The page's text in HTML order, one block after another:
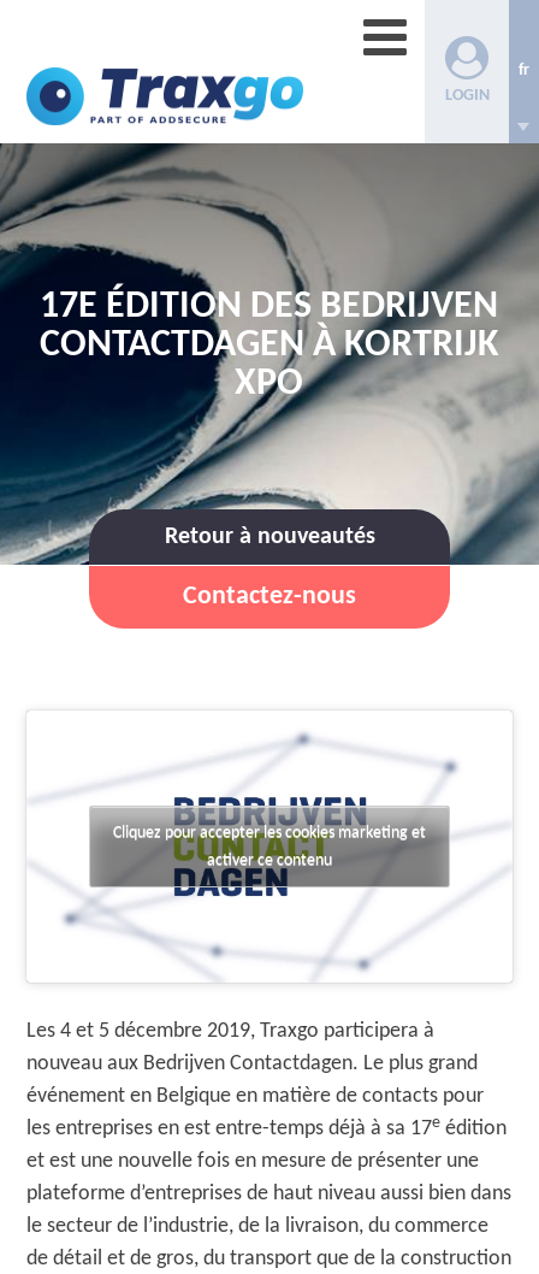
LOGIN
fr
17E ÉDITION DES BEDRIJVEN
CONTACTDAGEN À KORTRIJK
XPO
Retour à nouveautés
Contactez-nous
Cliquez pour accepter les cookies marketing et
activer ce contenu
Les 4 et 5 décembre 2019, Traxgo participera à
nouveau aux Bedrijven Contactdagen. Le plus grand
événement en Belgique en matière de contacts pour
les entreprises en est entre-temps déjà à sa 17e édition
et est une nouvelle fois en mesure de présenter une
plateforme d’entreprises de haut niveau aussi bien dans
le secteur de l’industrie, de la livraison, du commerce
de détail et de gros, du transport que de la construction